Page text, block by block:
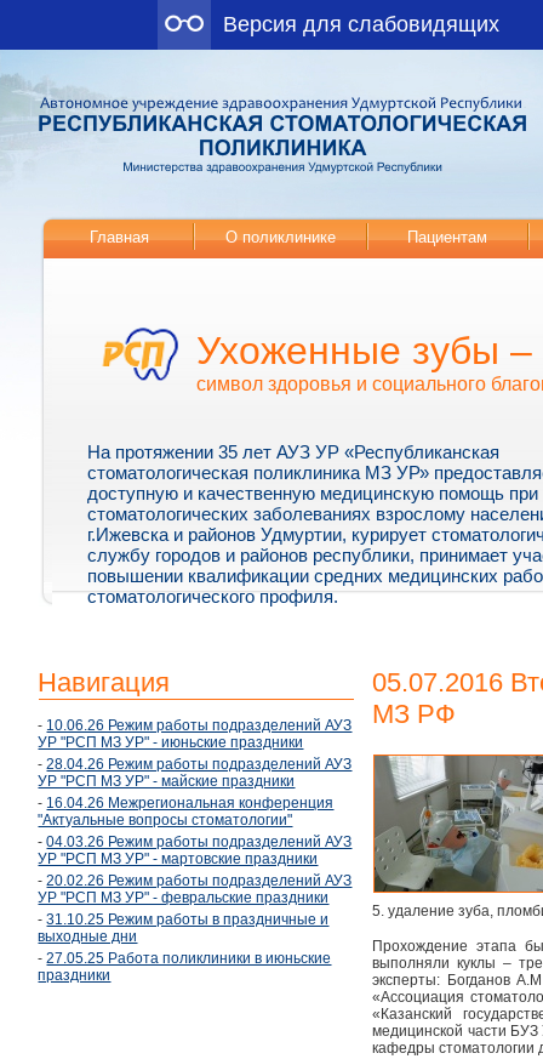
Версия для слабовидящих
Главная О поликлинике Пациентам
Ухоженные зубы –
символ здоровья и социального
На протяжении 35 лет АУЗ УР «Республиканская
стоматологическая поликлиника МЗ УР»
доступную и качественную медицинскую помощь при
стоматологических заболеваниях взрослому
г.Ижевска и районов Удмуртии, курирует
службу городов и районов республики, принимает
повышении квалификации средних медицинских
стоматологического профиля.
Навигация
- 10.06.26 Режим работы подразделений АУЗ
УР "РСП МЗ УР" - июньские праздники
-28.04.26 Режим работы подразделений АУЗ
УР "РСП МЗ УР" - майские праздники
- 16.04.26 Межрегиональная конференция
"Актуальные вопросы стоматологии"
-04.03.26 Режим работы подразделений АУЗ
УР "РСП МЗ УР" - мартовские праздники
-20.02.26 Режим работы подразделений АУЗ
УР "РСП МЗ УР" - февральские праздники
-31.10.25 Режим работы в праздничные и
выходные дни
-27.05.25 Работа поликлиники в июньские
праздники
05.07.2016
МЗ РФ
5. удаление зуба,
Прохождение этапа
выполняли куклы –
эксперты: Богданов
«Ассоциация
«Казанский
медицинской части
кафедры стоматологии